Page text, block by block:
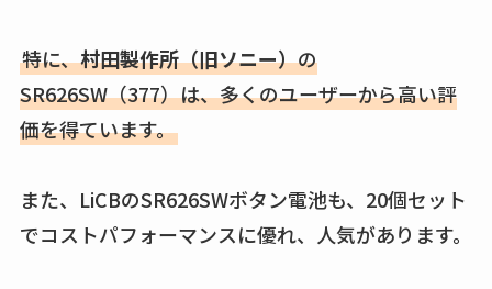
は？おすすめや効果
も調査
買える？値段や手荒
れの口コミも調査
半額になるのはい
つ？激安販売店・通
特に、村田製作所（旧ソニー）の
SR626SW（377）は、多くのユーザーから高い評
価を得ています。
また、LiCBのSR626SWボタン電池も、20個セット
でコストパフォーマンスに優れ、人気があります。